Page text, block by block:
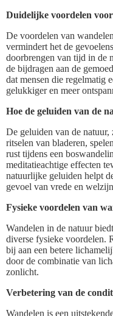
Duidelijke voordelen voor
De voordelen van
vermindert het de
doorbrengen van tijd in de
de bijdragen aan de
dat mensen die regelmatig
gelukkiger en meer
Hoe de geluiden van de
De geluiden van de natuur,
ritselen van bladeren,
rust tijdens een
meditatieachtige effecten
natuurlijke geluiden helpt
gevoel van vrede en
Fysieke voordelen van
Wandelen in de natuur
diverse fysieke voordelen.
bij aan een betere
door de combinatie van
zonlicht.
Verbetering van de
Wandelen is een